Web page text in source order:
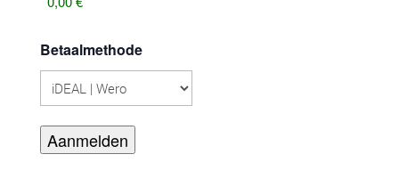
Betaalmethode
Aanmelden